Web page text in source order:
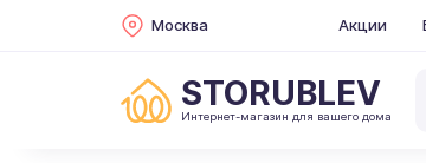
Москва Акции
STORUBLEV
Интернет-магазин для вашего дома